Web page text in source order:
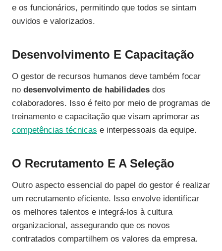
e os funcionários, permitindo que todos se sintam
ouvidos e valorizados.
Desenvolvimento E Capacitação
O gestor de recursos humanos deve também focar
no desenvolvimento de habilidades dos
colaboradores. Isso é feito por meio de programas de
treinamento e capacitação que visam aprimorar as
competências técnicas e interpessoais da equipe.
O Recrutamento E A Seleção
Outro aspecto essencial do papel do gestor é realizar
um recrutamento eficiente. Isso envolve identificar
os melhores talentos e integrá-los à cultura
organizacional, assegurando que os novos
contratados compartilhem os valores da empresa.